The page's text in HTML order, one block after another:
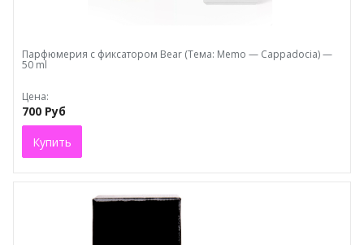
Парфюмерия с фиксатором Bear (Тема: Memo — Cappadocia) —
50 ml
Цена:
700 Руб
Купить